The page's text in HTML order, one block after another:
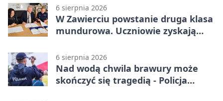
6 sierpnia 2026
W Zawierciu powstanie druga klasa
mundurowa. Uczniowie zyskają
6 sierpnia 2026
Nad wodą chwila brawury może
skończyć się tragedią - Policja